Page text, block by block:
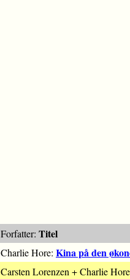
Forfatter: Titel
Charlie Hore: Kina på den
Carsten Lorenzen + Charlie